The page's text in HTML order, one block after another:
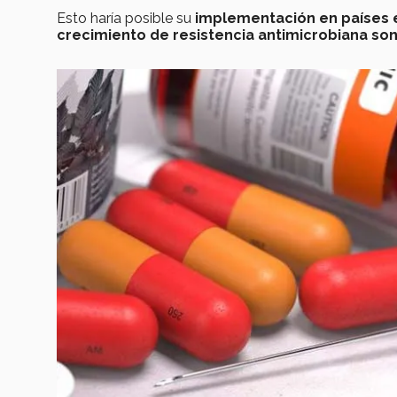
Esto haría posible su implementación en países
crecimiento de resistencia antimicrobiana